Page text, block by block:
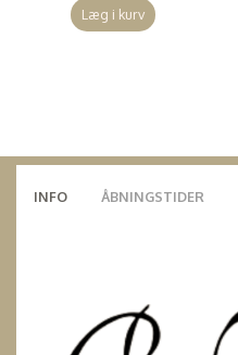
Læg i kurv
INFO ÅBNINGSTIDER